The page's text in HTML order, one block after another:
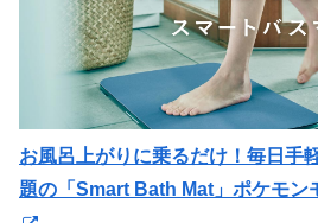
お風呂上がりに乗るだけ！毎日手
題の「Smart Bath Mat」ポケモン